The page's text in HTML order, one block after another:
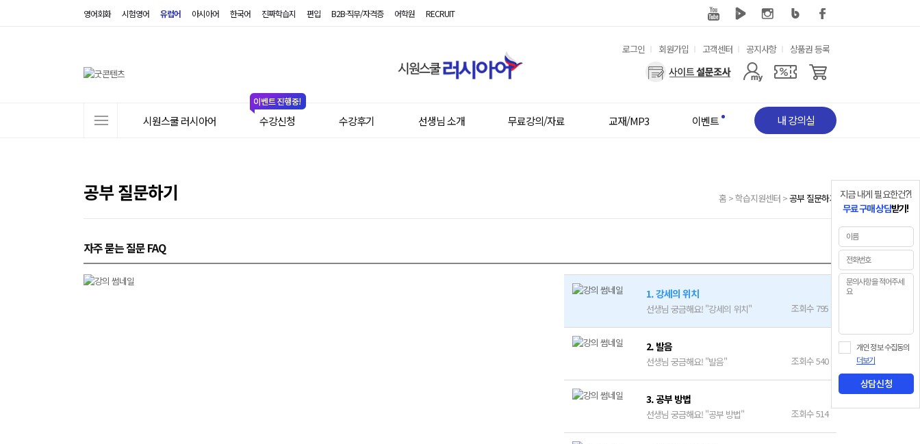
영어회화 시험영어 유럽어 아시아어 한국어 진짜학습지 편입 B2B·직무/자격증 어학원 RECRUIT
로그인 회원가입 고객센터 공지사항
상품권 등록
사
용
뉴
시원스쿨 러시아어 수강신청 수강후기 선생님 소개 무료강의/자료 교재/MP3 이벤트 내 강의실
공부 질문하기 홈 >학습지원센터 >공부 질문하기
자주 묻는 질문 FAQ
1. 강세의 위치
선생님 궁금해요! "강세의 위치" 조회수 795
2. 발음
선생님 궁금해요! "발음" 조회수 540
3. 공부 방법
선생님 궁금해요! "공부 방법" 조회수 514
지금 내게 필요한건?!
무료 구매 상담받기!
개인 정보 수집동의
더보기
상담신청